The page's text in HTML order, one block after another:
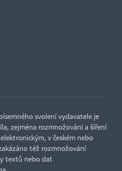
svolení vydavatele je
zejména rozmnožování a šíření
v českém nebo
též rozmnožování
textů nebo dat